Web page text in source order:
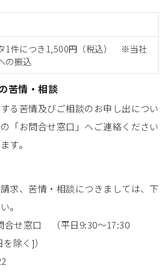
1件につき1,500円（税込） ※当社
の振込
苦情・相談
る苦情及びご相談のお申し出につい
「お問合せ窓口」へご連絡ください
す。
求、苦情・相談につきましては、下
。
せ窓口 （平日9:30～17:30
除く]）